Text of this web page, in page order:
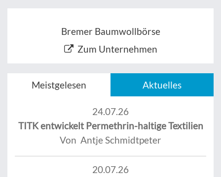
Bremer Baumwollbörse
Zum Unternehmen
Meistgelesen Aktuelles
24.07.26
TITK entwickelt Permethrin-haltige Textilien
Von Antje Schmidtpeter
20.07.26